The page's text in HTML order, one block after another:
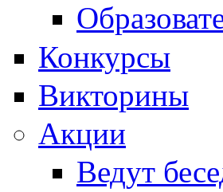
Конкурсы
Викторины
Акции
Ведут